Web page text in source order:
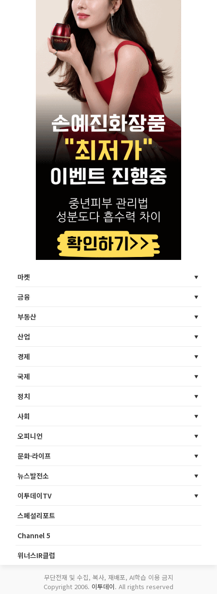
마켓
금융
부동산
산업
경제
국제
정치
사회
오피니언
문화·라이프
뉴스발전소
이투데이TV
스페셜리포트
Channel 5
위너스IR클럽
무단전재 및 수집, 복사, 재배포, AI학습 이용 금지
Copyright 2006. 이투데이. All rights reserved